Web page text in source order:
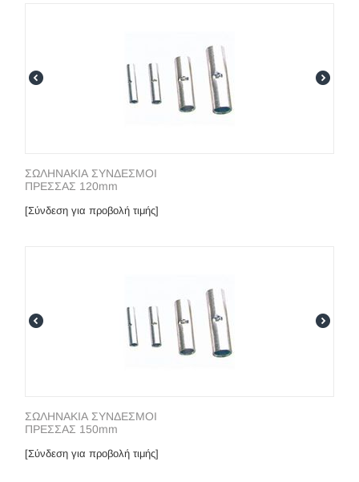
ΣΩΛΗΝΑΚΙΑ ΣΥΝΔΕΣΜΟΙ
ΠΡΕΣΣΑΣ 120mm
[Σύνδεση για προβολή τιμής]
ΣΩΛΗΝΑΚΙΑ ΣΥΝΔΕΣΜΟΙ
ΠΡΕΣΣΑΣ 150mm
[Σύνδεση για προβολή τιμής]